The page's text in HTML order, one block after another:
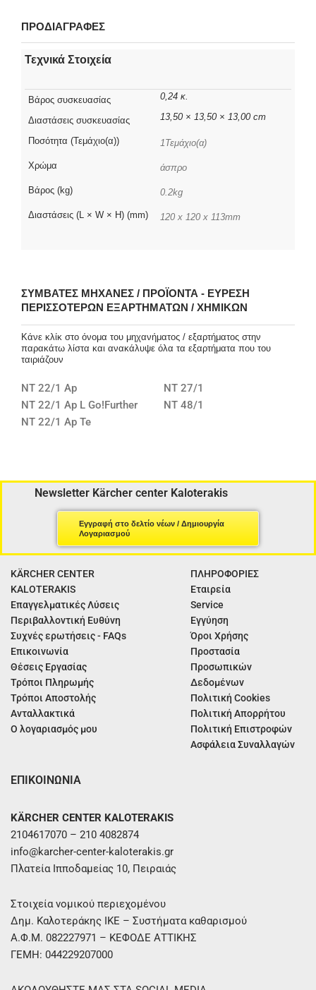
ΠΡΟΔΙΑΓΡΑΦΕΣ
Τεχνικά Στοιχεία
Βάρος συσκευασίας 0,24 κ.
Διαστάσεις συσκευασίας 13,50 × 13,50 × 13,00 cm
Ποσότητα (Τεμάχιο(α)) 1Τεμάχιο(α)
Χρώμα άσπρο
Βάρος (kg) 0.2kg
Διαστάσεις (L × W × H) (mm) 120 x 120 x 113mm
ΣΥΜΒΑΤΈΣ ΜΗΧΑΝΈΣ / ΠΡΟΪΌΝΤΑ - ΕΎΡΕΣΗ
ΠΕΡΙΣΣΌΤΕΡΩΝ ΕΞΑΡΤΗΜΆΤΩΝ / ΧΗΜΙΚΏΝ
Κάνε κλίκ στο όνομα του μηχανήματος / εξαρτήματος στην
παρακάτω λίστα και ανακάλυψε όλα τα εξαρτήματα που του
ταιριάζουν
NT 22/1 Ap
NT 22/1 Ap L Go!Further
NT 22/1 Ap Te
NT 27/1
NT 48/1
Newsletter Kärcher center Kaloterakis
Εγγραφή στο δελτίο νέων / Δημιουργία
Λογαριασμού
KÄRCHER CENTER
KALOTERAKIS
Επαγγελματικές Λύσεις
Περιβαλλοντική Ευθύνη
Συχνές ερωτήσεις - FAQs
Επικοινωνία
Θέσεις Εργασίας
Τρόποι Πληρωμής
Τρόποι Αποστολής
Ανταλλακτικά
Ο λογαριασμός μου
ΠΛΗΡΟΦΟΡΙΕΣ
Εταιρεία
Service
Εγγύηση
Όροι Χρήσης
Προστασία
Προσωπικών
Δεδομένων
Πολιτική Cookies
Πολιτική Απορρήτου
Πολιτική Επιστροφών
Ασφάλεια Συναλλαγών
ΕΠΙΚΟΙΝΩΝΙΑ
KÄRCHER CENTER KALOTERAKIS
2104617070 – 210 4082874
info@karcher-center-kaloterakis.gr
Πλατεία Ιπποδαμείας 10, Πειραιάς
Στοιχεία νομικού περιεχομένου
Δημ. Καλοτεράκης ΙΚΕ – Συστήματα καθαρισμού
Α.Φ.Μ. 082227971 – ΚΕΦΟΔΕ ΑΤΤΙΚΗΣ
ΓΕΜΗ: 044229207000